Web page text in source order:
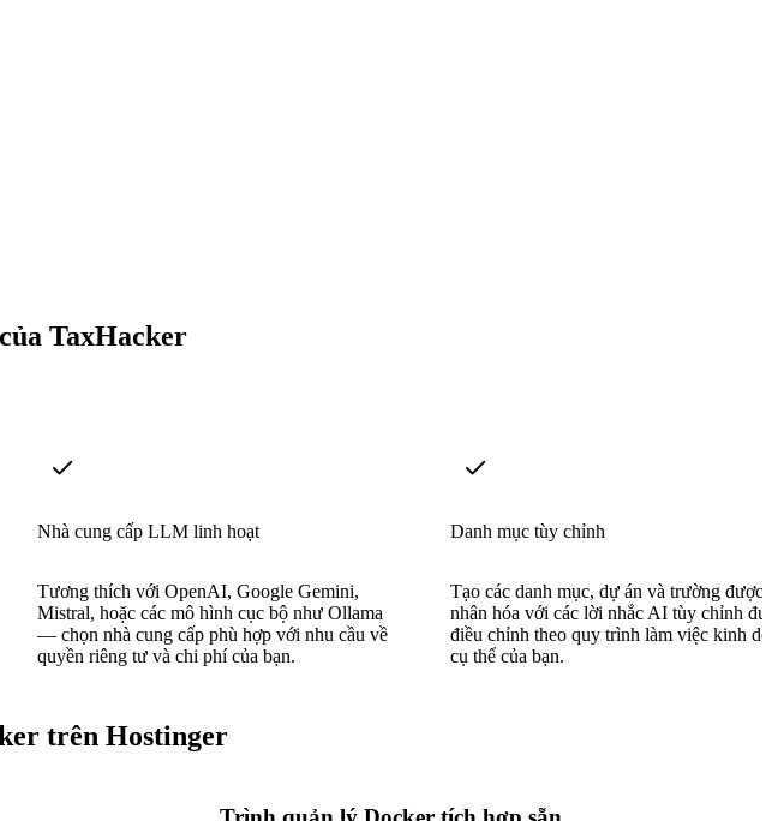
TaxHacker
Nhà cung cấp LLM linh hoạt
Tương thích với OpenAI, Google Gemini,
Mistral, hoặc các mô hình cục bộ như Ollama
— chọn nhà cung cấp phù hợp với nhu cầu về
quyền riêng tư và chi phí của bạn.
Danh mục tùy chỉnh
Tạo các danh mục, dự án và trường được
nhân hóa với các lời nhắc AI tùy chỉnh
điều chỉnh theo quy trình làm việc kinh
cụ thể của bạn.
trên Hostinger